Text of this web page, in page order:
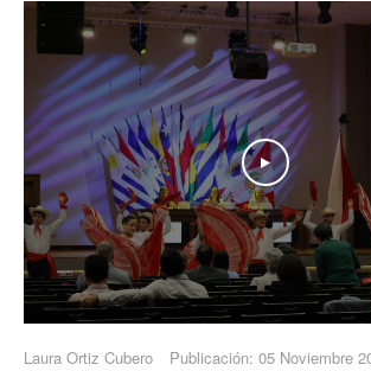
Play
Laura Ortiz Cubero Publicación: 05 Noviembre